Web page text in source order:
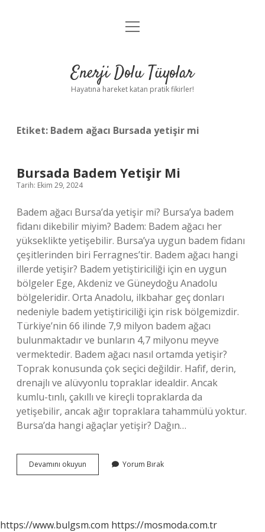
Anasayfa
Yasal Uyarı
menüyü
Enerji Dolu Tüyolar
Hayatına hareket katan pratik fikirler!
Etiket: Badem ağacı Bursada yetişir mi
Bursada Badem Yetişir Mi
Tarih: Ekim 29, 2024
Badem ağacı Bursa’da yetişir mi? Bursa’ya badem
fidanı dikebilir miyim? Badem: Badem ağacı her
yükseklikte yetişebilir. Bursa’ya uygun badem fidanı
çeşitlerinden biri Ferragnes’tir. Badem ağacı hangi
illerde yetişir? Badem yetiştiriciliği için en uygun
bölgeler Ege, Akdeniz ve Güneydoğu Anadolu
bölgeleridir. Orta Anadolu, ilkbahar geç donları
nedeniyle badem yetiştiriciliği için risk bölgemizdir.
Türkiye’nin 66 ilinde 7,9 milyon badem ağacı
bulunmaktadır ve bunların 4,7 milyonu meyve
vermektedir. Badem ağacı nasıl ortamda yetişir?
Toprak konusunda çok seçici değildir. Hafif, derin,
drenajlı ve alüvyonlu topraklar idealdir. Ancak
kumlu-tınlı, çakıllı ve kireçli topraklarda da
yetişebilir, ancak ağır topraklara tahammülü yoktur.
Bursa’da hangi ağaçlar yetişir? Dağın…
Devamını okuyun Bursada
Badem
Yorum Bırak
https://www.bulgsm.com https://mosmoda.com.tr